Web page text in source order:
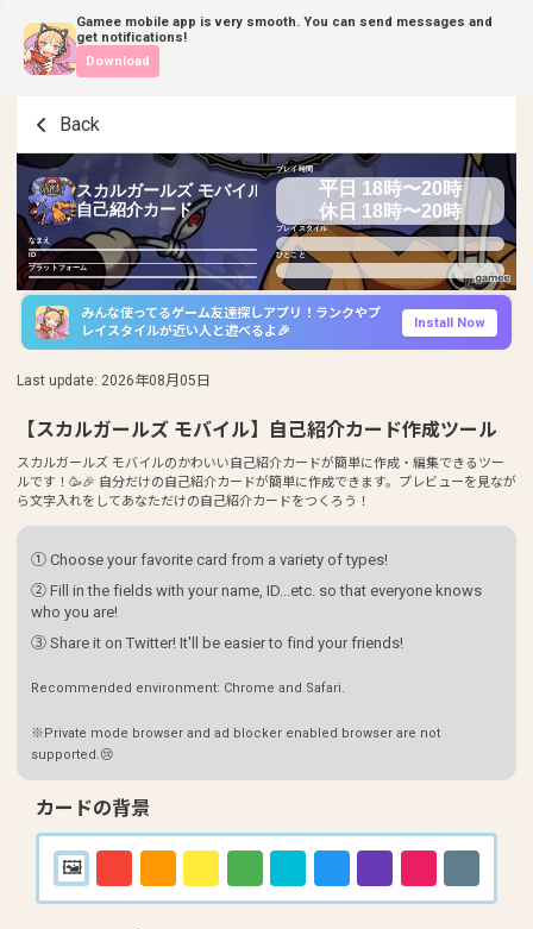
Gamee mobile app is very smooth. You can send messages and
get notifications!
Download
Back
スカルガールズ モバイル
自己紹介カード
なまえ
ID
プラットフォーム
プレイ時間
平日 18時〜20時
休日 18時〜20時
プレイスタイル
ひとこと
みんな使ってるゲーム友達探しアプリ！ランクやプ
レイスタイルが近い人と遊べるよ🎉
Install Now
Last update: 2026年08月05日
【スカルガールズ モバイル】自己紹介カード作成ツール
スカルガールズ モバイルのかわいい自己紹介カードが簡単に作成・編集できるツー
ルです！🥳🎉 自分だけの自己紹介カードが簡単に作成できます。プレビューを見なが
ら文字入れをしてあなただけの自己紹介カードをつくろう！
① Choose your favorite card from a variety of types!
② Fill in the fields with your name, ID...etc. so that everyone knows
who you are!
③ Share it on Twitter! It'll be easier to find your friends!
Recommended environment: Chrome and Safari.
※Private mode browser and ad blocker enabled browser are not
supported.😢
カードの背景